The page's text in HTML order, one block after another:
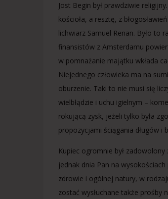
Jost Begin był prawdziwie
kościoła, a resztę, z
lichwiarz Samuel Renan. Było to
finansistów z Amsterdamu
w pomnażanie majątku wkłada
Niejednego człowieka ma na
oburzenie. Taki to nie musi się
wielbłądzie i uchu igielnym –
rokującą zysk, jeżeli tylko była
propozycjami ściągania długów i
Kupiec ogromnie był
jednak dnia Pan na
zdrowie i ogólnej natury, w
zostać wysłuchane także prośby